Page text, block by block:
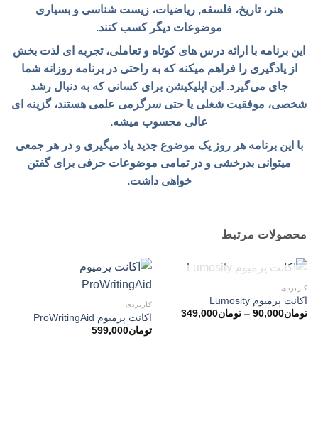
هنر، تاریخ، فلسفه, ریاضیات، زیست ‌شناسی و بسیاری
موضوعات دیگر کسب کنند.
این برنامه با ارائه درس ‌های کوتاه و تعاملی، تجربه‌ ای لذت‌ بخش
از یادگیری را فراهم میکنه که به راحتی در برنامه روزانه شما
جای می‌گیرد. این اپلیکیشن برای کسانی که به دنبال رشد
شخصی، موفقیت شغلی یا حتی سرگرمی علمی هستند، گزینه ‌ای
عالی محسوب میشه.
با این برنامه هر روز یک موضوع جدید یاد میگیری و در هر جمعی
میتوانی بدرخشی و در تمامی موضوعات حرفی برای گفتن
خواهی داشت.
محصولات مرتبط
کاربردی
اکانت پرمیوم Lumosity
تومان90,000
– تومان349,000محدوده
تومان90,000
کاربردی
اکانت پرمیوم ProWritingAid
تومان599,000